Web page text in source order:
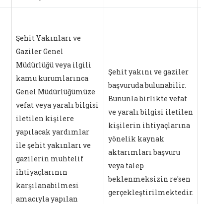
Şehit Yakınları ve
Gaziler Genel
Müdürlüğü veya ilgili
kamu kurumlarınca
Genel Müdürlüğümüze
vefat veya yaralı bilgisi
iletilen kişilere
yapılacak yardımlar
ile şehit yakınları ve
gazilerin muhtelif
ihtiyaçlarının
karşılanabilmesi
amacıyla yapılan
Şehit yakını ve gaziler
başvuruda bulunabilir.
Bununla birlikte vefat
ve yaralı bilgisi iletilen
kişilerin ihtiyaçlarına
yönelik kaynak
aktarımları başvuru
veya talep
beklenmeksizin re'sen
gerçekleştirilmektedir.